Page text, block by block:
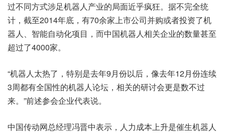
过不同方式涉足机器人产业的局面近乎疯狂。据不完全统
计，截至2014年底，有70余家上市公司并购或者投资了机
器人、智能自动化项目，而中国机器人相关企业的数量甚至
超过了4000家。
“机器人太热了，特别是去年9月份以后，像去年12月份连续
3周都有全国性的机器人论坛，相关的研讨会更是数不过
来。”前述参会企业代表说。
中国传动网总经理冯晋中表示，人力成本上升是催生机器人